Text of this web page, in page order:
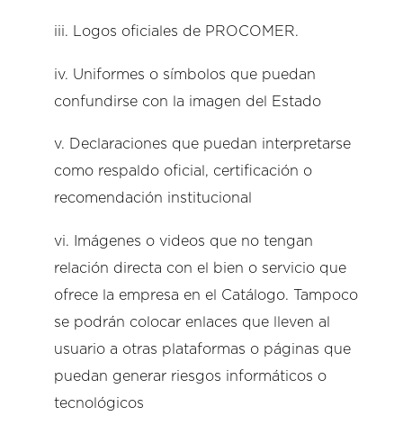
iii. Logos oficiales de PROCOMER.
iv. Uniformes o símbolos que puedan
confundirse con la imagen del Estado
v. Declaraciones que puedan interpretarse
como respaldo oficial, certificación o
recomendación institucional
vi. Imágenes o videos que no tengan
relación directa con el bien o servicio que
ofrece la empresa en el Catálogo. Tampoco
se podrán colocar enlaces que lleven al
usuario a otras plataformas o páginas que
puedan generar riesgos informáticos o
tecnológicos